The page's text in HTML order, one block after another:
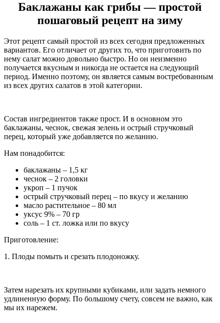
Баклажаны как грибы — простой
пошаговый рецепт на зиму
Этот рецепт самый простой из всех сегодня предложенных
вариантов. Его отличает от других то, что приготовить по
нему салат можно довольно быстро. Но он неизменно
получается вкусным и никогда не остается на следующий
период. Именно поэтому, он является самым востребованным
из всех других салатов в этой категории.
Состав ингредиентов также прост. И в основном это
баклажаны, чеснок, свежая зелень и острый стручковый
перец, который уже добавляется по желанию.
Нам понадобится:
баклажаны – 1,5 кг
чеснок – 2 головки
укроп – 1 пучок
острый стручковый перец – по вкусу и желанию
масло растительное – 80 мл
уксус 9% – 70 гр
соль – 1 ст. ложка или по вкусу
Приготовление:
1. Плоды помыть и срезать плодоножку.
Затем нарезать их крупными кубиками, или задать немного
удлиненную форму. По большому счету, совсем не важно, как
мы их нарежем.